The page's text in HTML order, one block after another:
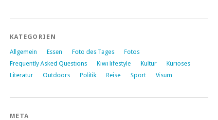
KATEGORIEN
Allgemein Essen Foto des Tages
Fotos
Frequently Asked Questions
Kiwi lifestyle Kultur
Kurioses
Literatur
Outdoors Politik Reise Sport Visum
META